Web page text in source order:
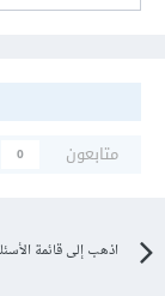
متابعون
0
اذهب إلى قائمة